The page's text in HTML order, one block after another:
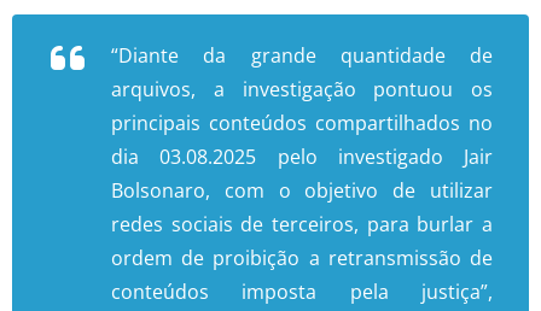
“Diante da grande quantidade de
arquivos, a investigação pontuou os
principais conteúdos compartilhados no
dia 03.08.2025 pelo investigado Jair
Bolsonaro, com o objetivo de utilizar
redes sociais de terceiros, para burlar a
ordem de proibição a retransmissão de
conteúdos imposta pela justiça”,